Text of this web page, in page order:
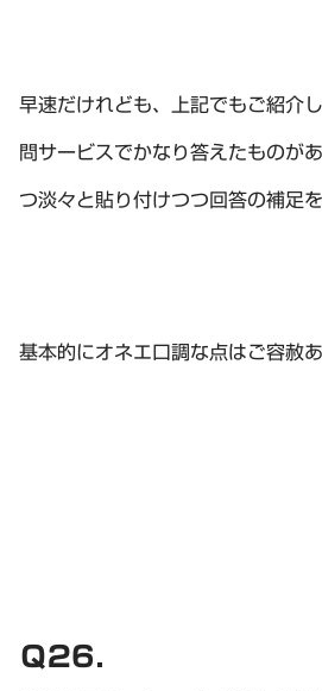
早速だけれども、上記でもご紹介
問サービスでかなり答えたものが
つ淡々と貼り付けつつ回答の補足
基本的にオネエ口調な点はご容赦あ
Ｑ26．